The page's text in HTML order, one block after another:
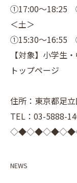
①17:00～18:25
＜土＞
①15:30～16:55
【対象】小学生
トップページ
住所：東京都足
TEL：03-5888-
NEWS